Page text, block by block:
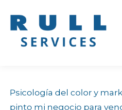
Psicología del color y
pinto mi negocio para